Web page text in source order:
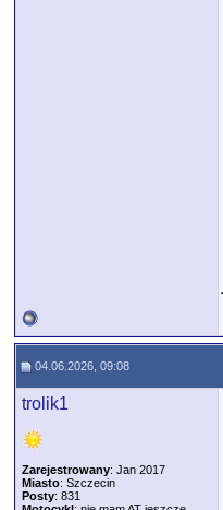
04.06.2026, 09:08
trolik1
Zarejestrowany: Jan 2017
Miasto: Szczecin
Posty: 831